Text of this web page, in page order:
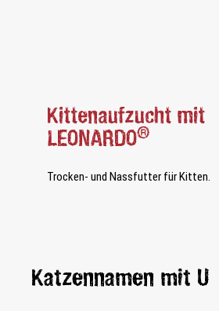
Kittenaufzucht mit
LEONARDO®
Trocken- und Nassfutter für Kitten.
Katzennamen mit U